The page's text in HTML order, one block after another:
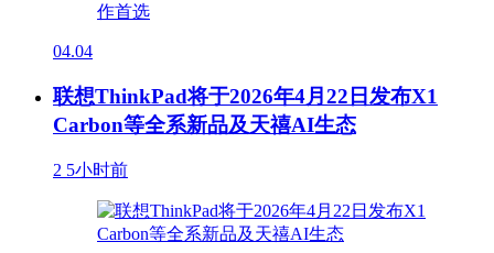
04.04
联想ThinkPad将于2026年4月22日发布X1
Carbon等全系新品及天禧AI生态
2 5小时前